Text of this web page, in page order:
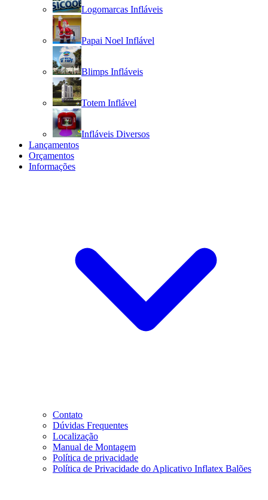
Logomarcas Infláveis
Papai Noel Inflável
Blimps Infláveis
Totem Inflável
Infláveis Diversos
Lançamentos
Orçamentos
Informações
Contato
Dúvidas Frequentes
Localização
Manual de Montagem
Política de privacidade
Política de Privacidade do Aplicativo Inflatex Balões